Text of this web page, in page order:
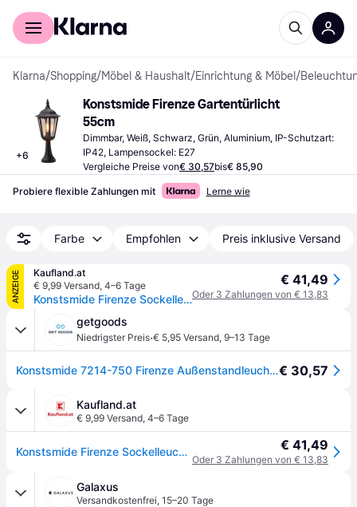
Für Shopper
Klarna/Shopping/Möbel & Haushalt/Einrichtung & Möbel /
+6
Konstsmide Firenze Gartentürlicht
55cm
Dimmbar, Weiß, Schwarz, Grün, Aluminium, IP-Schutzart:
IP42, Lampensockel: E27
Vergleiche Preise von€ 30,57bis€ 85,90
Probiere flexible Zahlungen mit Lerne wie
Farbe Empfohlen Preis inklusive Versand
ANZEIGE
Kaufland.at
€ 9,99 Versand, 4–6 Tage
Konstsmide Firenze Sockelleuchte weiß lackiertes Aluminium, klares Glas 7214-250
€ 41,49
Oder 3 Zahlungen von € 13,83
getgoods
Niedrigster Preis·€ 5,95 Versand, 9–13 Tage
Konstsmide 7214-750 Firenze Außenstandleuchte Energiesparlampe E27 100 W Schwarz€ 30,57
Kaufland.at
€ 9,99 Versand, 4–6 Tage
Konstsmide Firenze Sockelleuchte weiß lackiertes Aluminium, klares Glas 7214-250 € 41,49
Oder 3 Zahlungen von € 13,83
Galaxus
Versandkostenfrei, 15–20 Tage